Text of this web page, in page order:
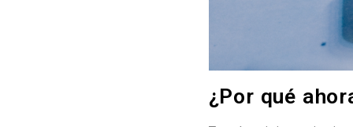
¿Por qué